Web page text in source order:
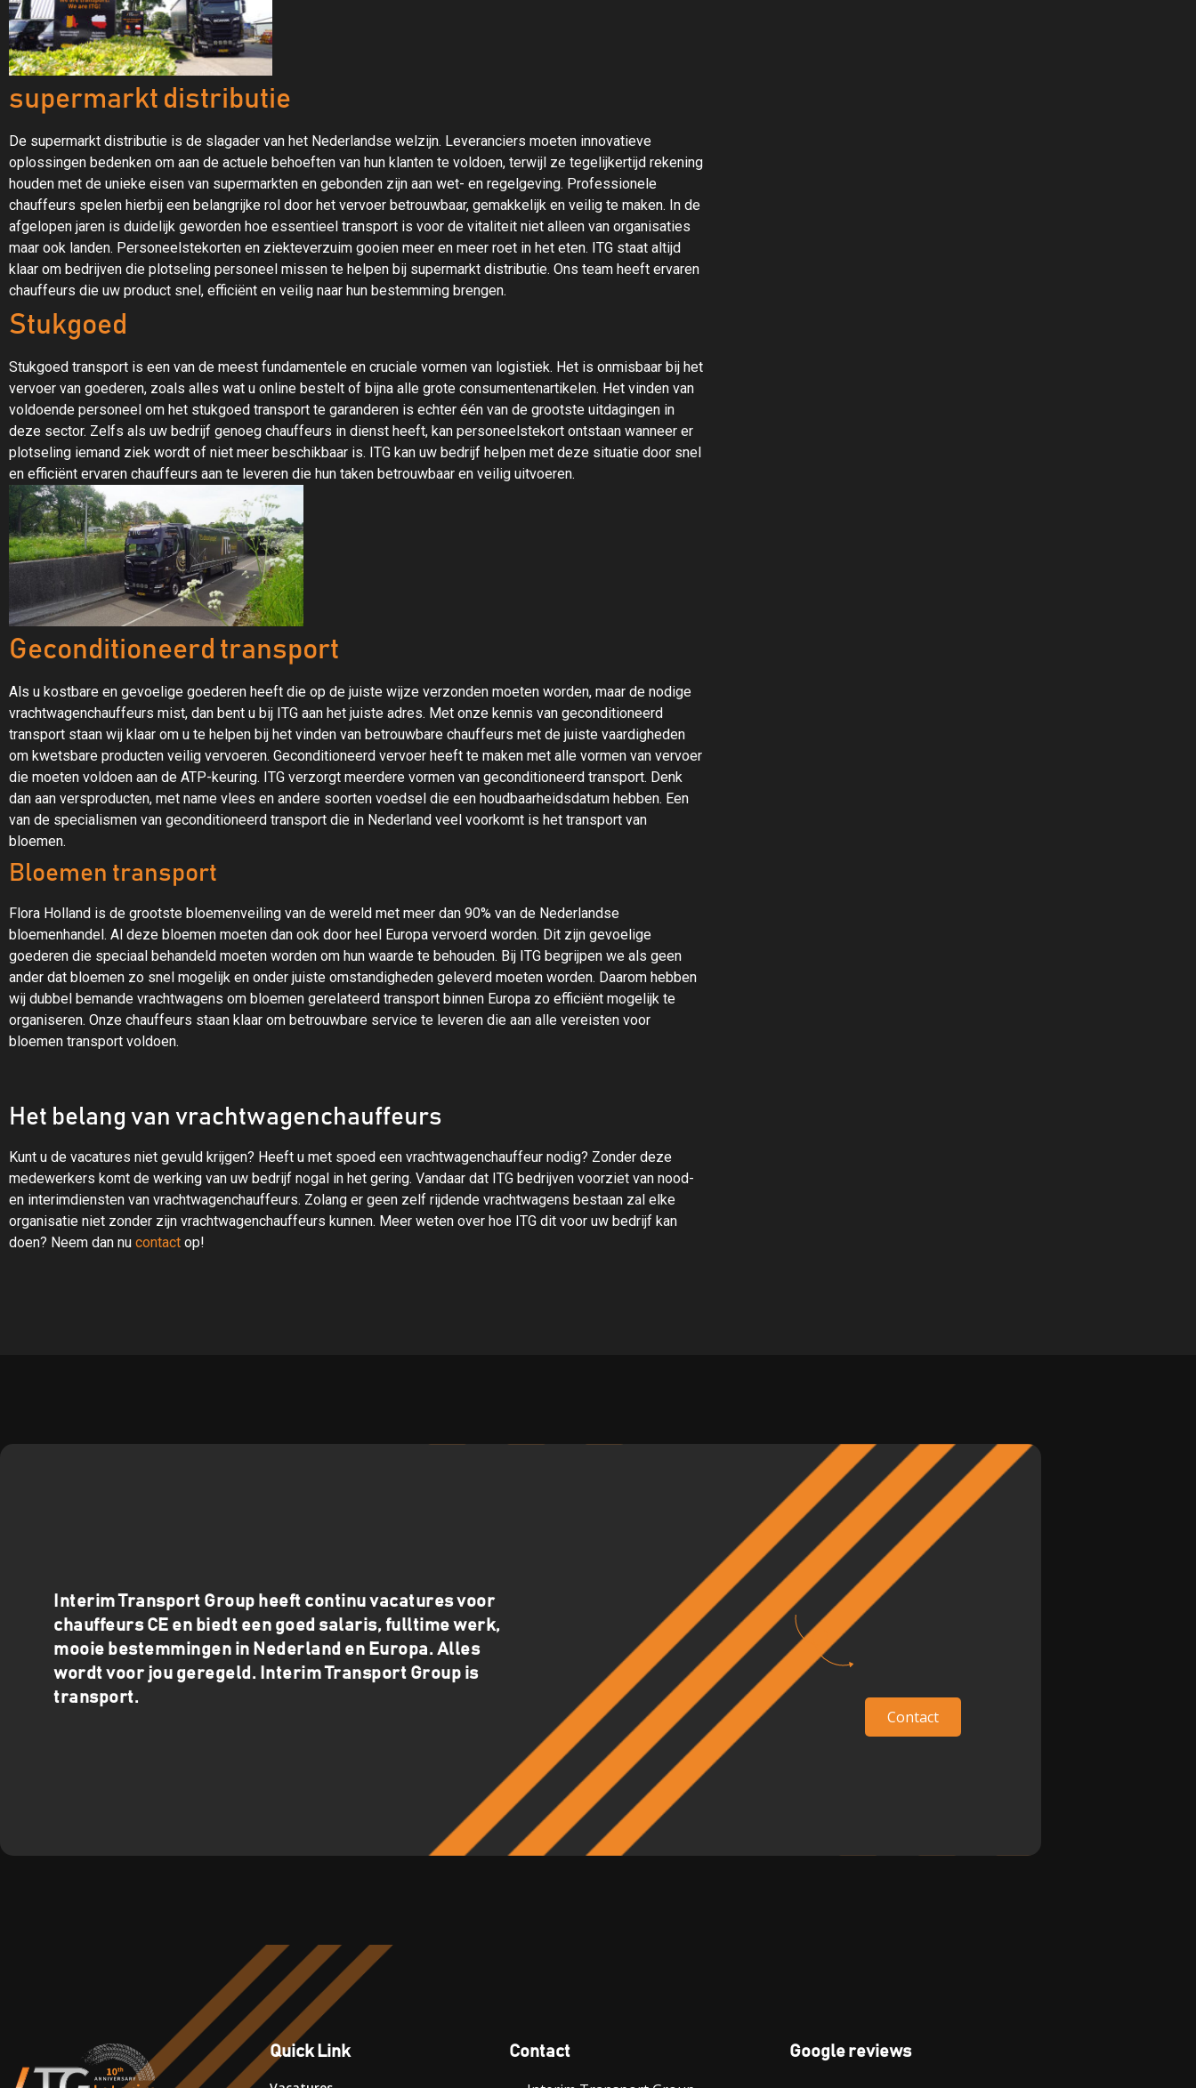
supermarkt distributie
De supermarkt distributie is de slagader van het Nederlandse welzijn. Leveranciers moeten innovatieve
oplossingen bedenken om aan de actuele behoeften van hun klanten te voldoen, terwijl ze tegelijkertijd rekening
houden met de unieke eisen van supermarkten en gebonden zijn aan wet- en regelgeving. Professionele
chauffeurs spelen hierbij een belangrijke rol door het vervoer betrouwbaar, gemakkelijk en veilig te maken. In de
afgelopen jaren is duidelijk geworden hoe essentieel transport is voor de vitaliteit niet alleen van organisaties
maar ook landen. Personeelstekorten en ziekteverzuim gooien meer en meer roet in het eten. ITG staat altijd
klaar om bedrijven die plotseling personeel missen te helpen bij supermarkt distributie. Ons team heeft ervaren
chauffeurs die uw product snel, efficiënt en veilig naar hun bestemming brengen.
Stukgoed
Stukgoed transport is een van de meest fundamentele en cruciale vormen van logistiek. Het is onmisbaar bij het
vervoer van goederen, zoals alles wat u online bestelt of bijna alle grote consumentenartikelen. Het vinden van
voldoende personeel om het stukgoed transport te garanderen is echter één van de grootste uitdagingen in
deze sector. Zelfs als uw bedrijf genoeg chauffeurs in dienst heeft, kan personeelstekort ontstaan wanneer er
plotseling iemand ziek wordt of niet meer beschikbaar is. ITG kan uw bedrijf helpen met deze situatie door snel
en efficiënt ervaren chauffeurs aan te leveren die hun taken betrouwbaar en veilig uitvoeren.
Geconditioneerd transport
Als u kostbare en gevoelige goederen heeft die op de juiste wijze verzonden moeten worden, maar de nodige
vrachtwagenchauffeurs mist, dan bent u bij ITG aan het juiste adres. Met onze kennis van geconditioneerd
transport staan wij klaar om u te helpen bij het vinden van betrouwbare chauffeurs met de juiste vaardigheden
om kwetsbare producten veilig vervoeren. Geconditioneerd vervoer heeft te maken met alle vormen van vervoer
die moeten voldoen aan de ATP-keuring. ITG verzorgt meerdere vormen van geconditioneerd transport. Denk
dan aan versproducten, met name vlees en andere soorten voedsel die een houdbaarheidsdatum hebben. Een
van de specialismen van geconditioneerd transport die in Nederland veel voorkomt is het transport van
bloemen.
Bloemen transport
Flora Holland is de grootste bloemenveiling van de wereld met meer dan 90% van de Nederlandse
bloemenhandel. Al deze bloemen moeten dan ook door heel Europa vervoerd worden. Dit zijn gevoelige
goederen die speciaal behandeld moeten worden om hun waarde te behouden. Bij ITG begrijpen we als geen
ander dat bloemen zo snel mogelijk en onder juiste omstandigheden geleverd moeten worden. Daarom hebben
wij dubbel bemande vrachtwagens om bloemen gerelateerd transport binnen Europa zo efficiënt mogelijk te
organiseren. Onze chauffeurs staan klaar om betrouwbare service te leveren die aan alle vereisten voor
bloemen transport voldoen.
Het belang van vrachtwagenchauffeurs
Kunt u de vacatures niet gevuld krijgen? Heeft u met spoed een vrachtwagenchauffeur nodig? Zonder deze
medewerkers komt de werking van uw bedrijf nogal in het gering. Vandaar dat ITG bedrijven voorziet van nood-
en interimdiensten van vrachtwagenchauffeurs. Zolang er geen zelf rijdende vrachtwagens bestaan zal elke
organisatie niet zonder zijn vrachtwagenchauffeurs kunnen. Meer weten over hoe ITG dit voor uw bedrijf kan
doen? Neem dan nu contact op!
Interim Transport Group heeft continu vacatures voor
chauffeurs CE en biedt een goed salaris, fulltime werk,
mooie bestemmingen in Nederland en Europa. Alles
wordt voor jou geregeld. Interim Transport Group is
transport.
Contact
Quick Link Contact Google reviews